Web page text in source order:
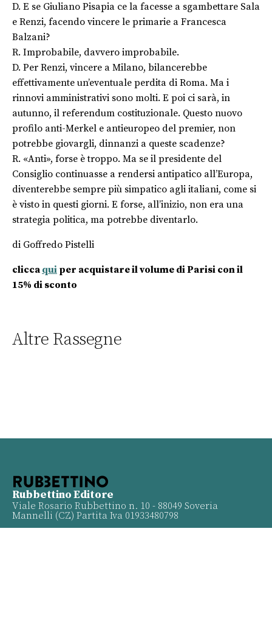
D. E se Giuliano Pisapia ce la facesse a sgambettare Sala
e Renzi, facendo vincere le primarie a Francesca
Balzani?
R. Improbabile, davvero improbabile.
D. Per Renzi, vincere a Milano, bilancerebbe
effettivamente un’eventuale perdita di Roma. Ma i
rinnovi amministrativi sono molti. E poi ci sarà, in
autunno, il referendum costituzionale. Questo nuovo
profilo anti-Merkel e antieuropeo del premier, non
potrebbe giovargli, dinnanzi a queste scadenze?
R. «Anti», forse è troppo. Ma se il presidente del
Consiglio continuasse a rendersi antipatico all’Europa,
diventerebbe sempre più simpatico agli italiani, come si
è visto in questi giorni. E forse, all’inizio, non era una
strategia politica, ma potrebbe diventarlo.
di Goffredo Pistelli
clicca qui per acquistare il volume di Parisi con il
15% di sconto
Altre Rassegne
Rubbettino Editore
Viale Rosario Rubbettino n. 10 - 88049 Soveria
Mannelli (CZ) Partita Iva 01933480798